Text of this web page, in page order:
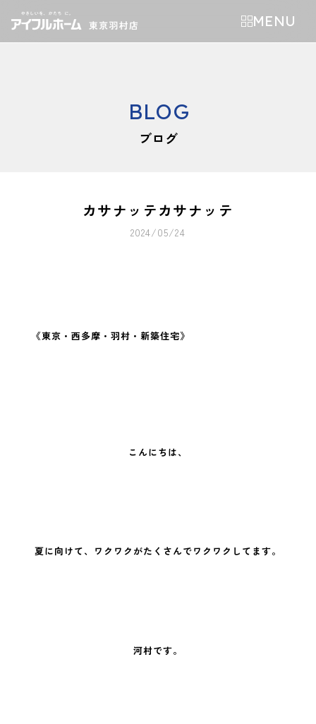
MENU
BLOG
ブログ
カサナッテカサナッテ
2024/05/24
《東京・西多摩・羽村・新築住宅》
こんにちは、
夏に向けて、ワクワクがたくさんでワクワクしてます。
河村です。